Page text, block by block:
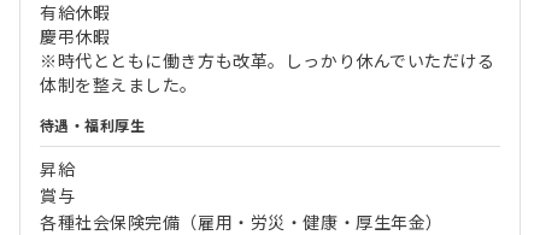
有給休暇
慶弔休暇
※時代とともに働き方も改革。しっかり休んでいただける
体制を整えました。
待遇・福利厚生
昇給
賞与
各種社会保険完備（雇用・労災・健康・厚生年金）